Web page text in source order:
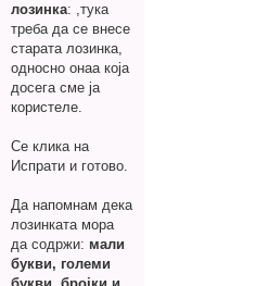
лозинка: ,тука
треба да се внесе
старата лозинка,
односно онаа која
досега сме ја
користеле.
Се клика на
Испрати и готово.
Да напомнам дека
лозинката мора
да содржи: мали
букви, големи